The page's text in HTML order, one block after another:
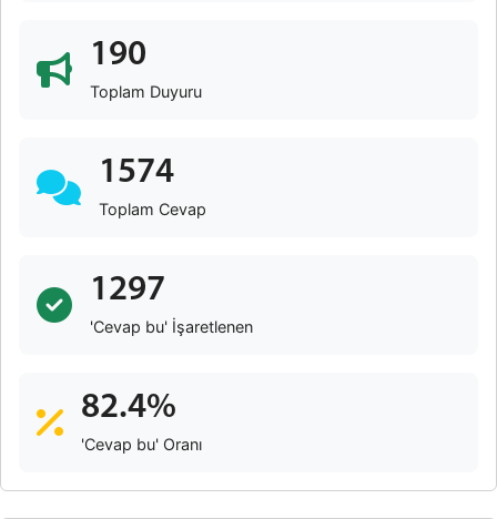
190
Toplam Duyuru
1574
Toplam Cevap
1297
'Cevap bu' İşaretlenen
82.4%
'Cevap bu' Oranı